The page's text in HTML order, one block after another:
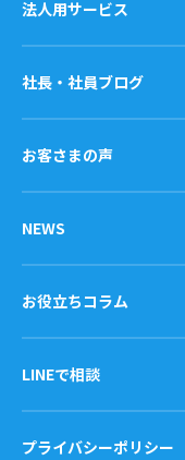
法人用サービス
社長・社員ブログ
お客さまの声
NEWS
お役立ちコラム
LINEで相談
プライバシーポリシー